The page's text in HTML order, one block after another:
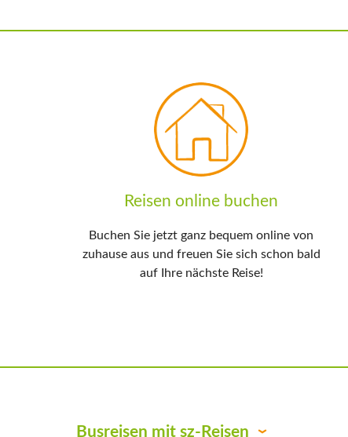
Reisen online buchen
Buchen Sie jetzt ganz bequem online von
zuhause aus und freuen Sie sich schon bald
auf Ihre nächste Reise!
Busreisen mit sz-Reisen